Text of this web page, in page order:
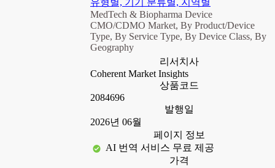
유형별, 기기 분류별, 지역별
MedTech & Biopharma Device
CMO/CDMO Market, By Product/Device
Type, By Service Type, By Device Class, By
Geography
리서치사
Coherent Market Insights
상품코드
2084696
발행일
2026년 06월
페이지 정보
AI 번역 서비스 무료 제공
가격